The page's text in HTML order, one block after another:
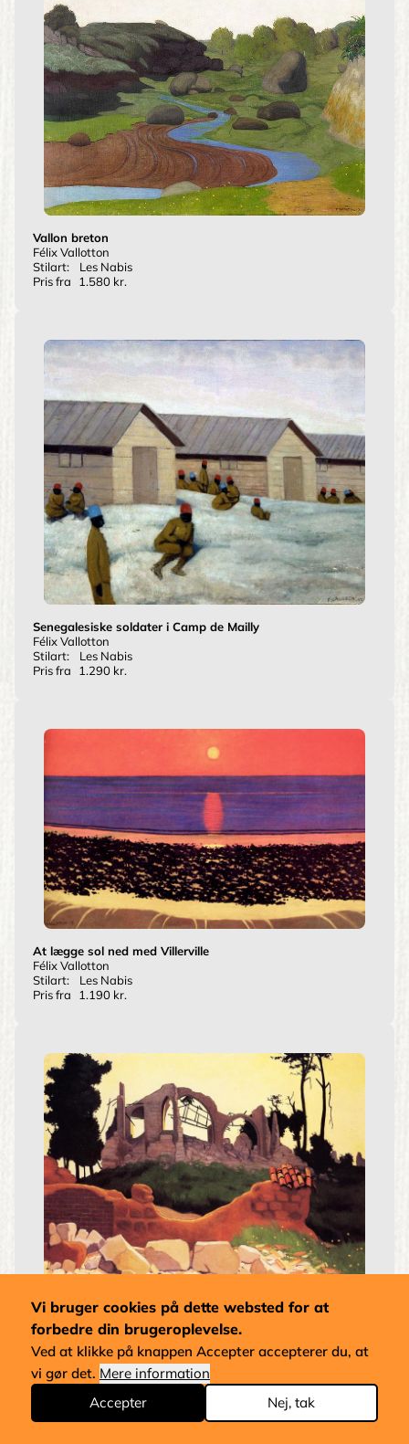
Vallon breton
Félix Vallotton
Stilart:
Les Nabis
Pris fra
1.580 kr.
Senegalesiske soldater i Camp de Mailly
Félix Vallotton
Stilart:
Les Nabis
Pris fra
1.290 kr.
At lægge sol ned med Villerville
Félix Vallotton
Stilart:
Les Nabis
Pris fra
1.190 kr.
Souain Kirke i Silhouet
Félix Vallotton
Stilart:
Les Nabis
Pris fra 1.980 kr.
Vi bruger cookies på dette websted for at
forbedre din brugeroplevelse.
Ved at klikke på knappen Accepter accepterer du, at
vi gør det. Mere information
Accepter
Nej, tak